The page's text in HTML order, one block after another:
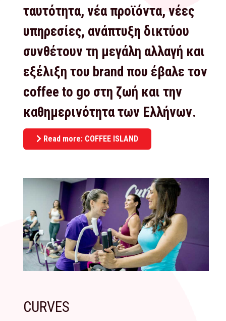
ταυτότητα, νέα προϊόντα, νέες
υπηρεσίες, ανάπτυξη δικτύου
συνθέτουν τη μεγάλη αλλαγή και
εξέλιξη του brand που έβαλε τον
coffee to go στη ζωή και την
καθημερινότητα των Ελλήνων.
Read more: COFFEE ISLAND
CURVES